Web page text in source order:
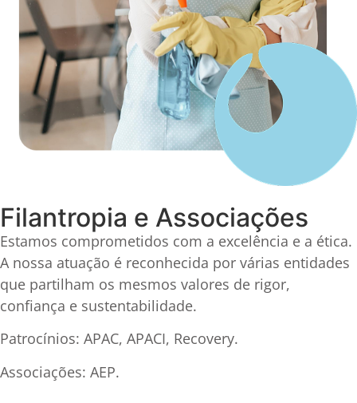
Filantropia e Associações
Estamos comprometidos com a excelência e a ética.
A nossa atuação é reconhecida por várias entidades
que partilham os mesmos valores de rigor,
confiança e sustentabilidade.
Patrocínios: APAC, APACI, Recovery.
Associações: AEP.